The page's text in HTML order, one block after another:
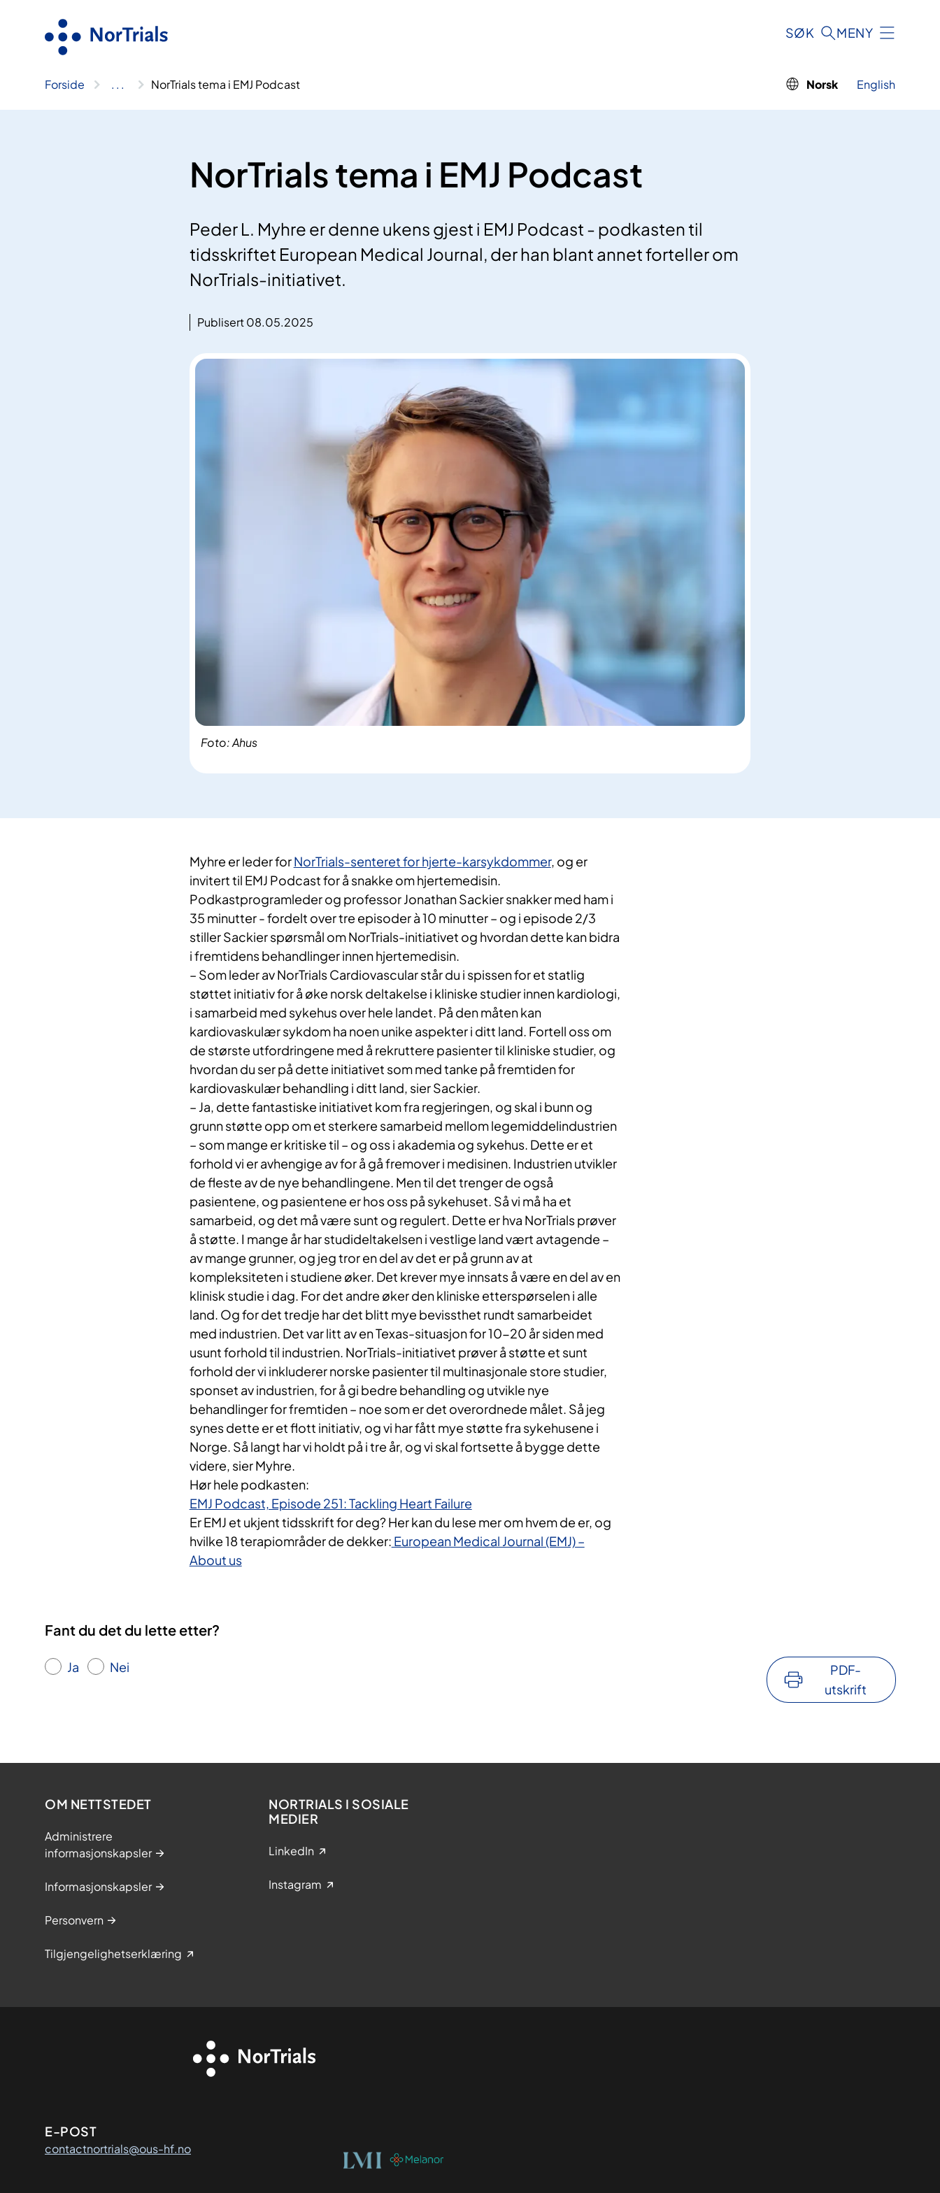
SØK MENY
Forside .. . NorTrials tema i EMJ Podcast Norsk English
NorTrials tema i EMJ Podcast
Peder L. Myhre er denne ukens gjest i EMJ Podcast - podkasten til
tidsskriftet European Medical Journal, der han blant annet forteller om
NorTrials-initiativet.
Publisert 08.05.2025
Foto: Ahus
Myhre er leder forNorTrials-senteret for hjerte-karsykdommer, og er
invitert til EMJ Podcast for å snakke om hjertemedisin.
Podkastprogramleder og professor Jonathan Sackier snakker med ham i
35 minutter - fordelt over tre episoder à 10 minutter – og i episode 2/3
stiller Sackier spørsmål om NorTrials-initiativet og hvordan dette kan bidra
i fremtidens behandlinger innen hjertemedisin.
– Som leder av NorTrials Cardiovascular står du i spissen for et statlig
støttet initiativ for å øke norsk deltakelse i kliniske studier innen kardiologi,
i samarbeid med sykehus over hele landet. På den måten kan
kardiovaskulær sykdom ha noen unike aspekter i ditt land. Fortell oss om
de største utfordringene med å rekruttere pasienter til kliniske studier, og
hvordan du ser på dette initiativet som med tanke på fremtiden for
kardiovaskulær behandling i ditt land, sier Sackier.
– Ja, dette fantastiske initiativet kom fra regjeringen, og skal i bunn og
grunn støtte opp om et sterkere samarbeid mellom legemiddelindustrien
– som mange er kritiske til – og oss i akademia og sykehus. Dette er et
forhold vi er avhengige av for å gå fremover i medisinen. Industrien utvikler
de fleste av de nye behandlingene. Men til det trenger de også
pasientene, og pasientene er hos oss på sykehuset. Så vi må ha et
samarbeid, og det må være sunt og regulert. Dette er hva NorTrials prøver
å støtte. I mange år har studideltakelsen i vestlige land vært avtagende –
av mange grunner, og jeg tror en del av det er på grunn av at
kompleksiteten i studiene øker. Det krever mye innsats å være en del av en
klinisk studie i dag. For det andre øker den kliniske etterspørselen i alle
land. Og for det tredje har det blitt mye bevissthet rundt samarbeidet
med industrien. Det var litt av en Texas-situasjon for 10-20 år siden med
usunt forhold til industrien. NorTrials-initiativet prøver å støtte et sunt
forhold der vi inkluderer norske pasienter til multinasjonale store studier,
sponset av industrien, for å gi bedre behandling og utvikle nye
behandlinger for fremtiden – noe som er det overordnede målet. Så jeg
synes dette er et flott initiativ, og vi har fått mye støtte fra sykehusene i
Norge. Så langt har vi holdt på i tre år, og vi skal fortsette å bygge dette
videre, sier Myhre.
Hør hele podkasten:
EMJ Podcast, Episode 251: Tackling Heart Failure
Er EMJ et ukjent tidsskrift for deg? Her kan du lese mer om hvem de er, og
hvilke 18 terapiområder de dekker: European Medical Journal (EMJ) –
About us
Fant du det du lette etter?
Ja Nei
PDF-
utskrift
OM NETTSTEDET
Administrere
informasjonskapsler
Informasjonskapsler
Personvern
Tilgjengelighetserklæring
NORTRIALS I SOSIALE
MEDIER
LinkedIn
Instagram
Kontaktinformasjon
E-POST
contactnortrials@ous-hf.no